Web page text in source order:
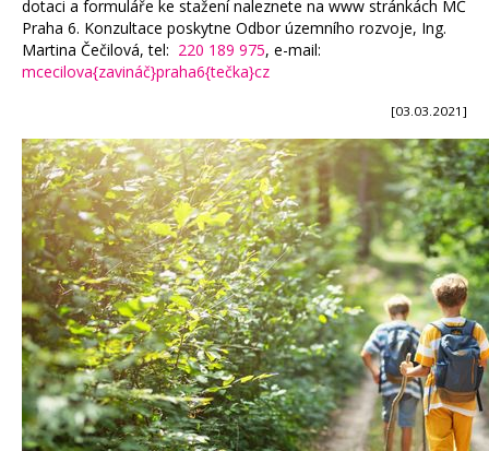
dotaci a formuláře ke stažení naleznete na www stránkách MČ
Praha 6. Konzultace poskytne Odbor územního rozvoje, Ing.
Martina Čečilová, tel: 220 189 975, e-mail:
mcecilova{zavináč}praha6{tečka}cz
[03.03.2021]